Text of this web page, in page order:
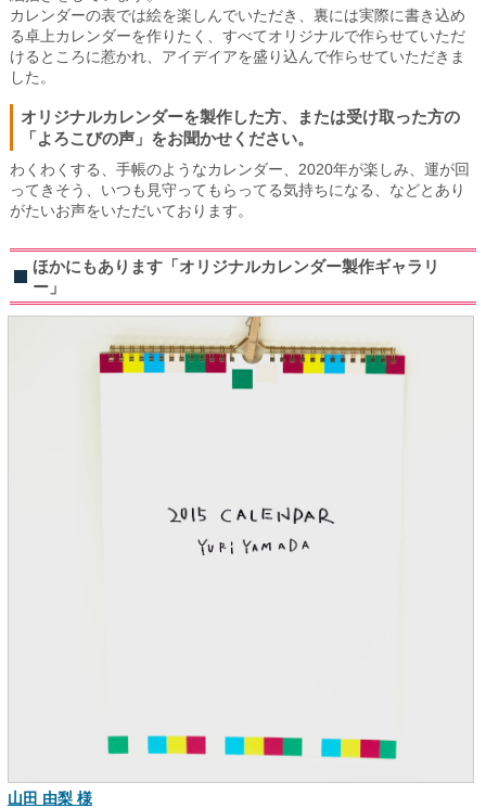
カレンダーの表では絵を楽しんでいただき、裏には実際に書き込め
る卓上カレンダーを作りたく、すべてオリジナルで作らせていただ
けるところに惹かれ、アイデイアを盛り込んで作らせていただきま
した。
オリジナルカレンダーを製作した方、または受け取った方の
「よろこびの声」をお聞かせください。
わくわくする、手帳のようなカレンダー、2020年が楽しみ、運が回
ってきそう、いつも見守ってもらってる気持ちになる、などとあり
がたいお声をいただいております。
ほかにもあります「オリジナルカレンダー製作ギャラリ
ー」
山田 由梨 様